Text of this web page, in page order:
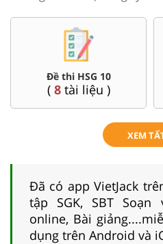
Đề thi HSG 10
( 8tài liệu )
XEM
Đã có app VietJack
tập SGK, SBT Soạn
online, Bài
dụng trên Android và